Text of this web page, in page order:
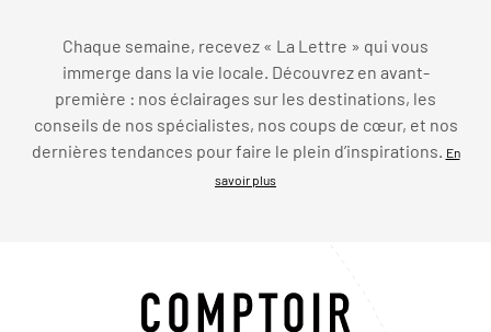
Chaque semaine, recevez « La Lettre » qui vous
immerge dans la vie locale. Découvrez en avant-
première : nos éclairages sur les destinations, les
conseils de nos spécialistes, nos coups de cœur, et nos
dernières tendances pour faire le plein d’inspirations. En
savoir plus